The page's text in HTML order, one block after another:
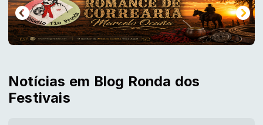
Notícias em Blog Ronda dos
Festivais